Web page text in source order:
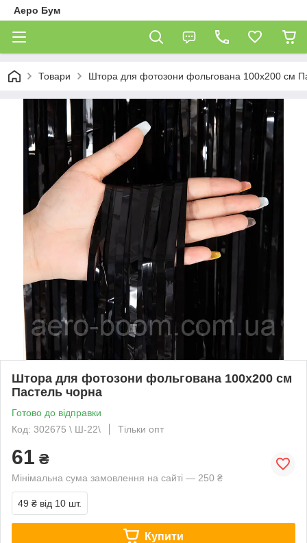
Аеро Бум
Товари Штора для фотозони фольгована 100х200 см
Штора для фотозони фольгована 100х200 см
Пастель чорна
Готово до відправки
Код: 302675 \ Ш-22\
Тільки опт
61 ₴
Мінімальна сума замовлення на сайті — 250 ₴
49 ₴ від 10 шт.
Купити